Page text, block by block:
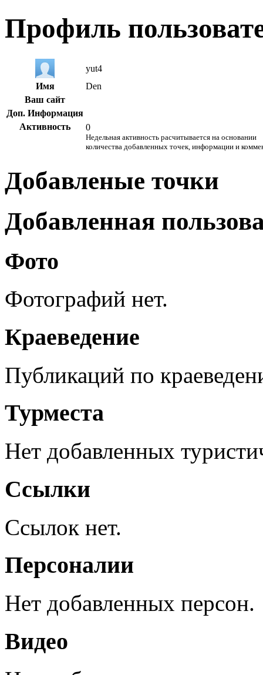
Профиль
yut4
Имя
Den
Ваш сайт
Доп. Информация
Активность
0
Недельная активность расчитывается на основании
количества добавленных точек, информации и
Добавленые точки
Добавленная
Фото
Фотографий нет.
Краеведение
Публикаций по
Турместа
Нет добавленных
Ссылки
Ссылок нет.
Персоналии
Нет добавленных персон.
Видео